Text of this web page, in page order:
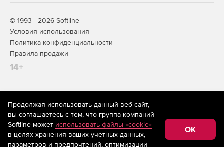
© 1993—2026 Softline
Условия использования
Политика конфиденциальности
Правила продажи
14+
На информационном ресурсе store.softline.ru применяются
рекомендательные технологии
(информационные технологии
предоставления информации на основе сбора,
систематизации и анализа сведений, относящихся к
предпочтениям пользователей сети «Интернет»,
находящихся на территории Российской Федерации)
Продолжая использовать данный веб-сайт,
вы соглашаетесь с тем, что группа компаний
Softline может использовать файлы «cookie»
в целях хранения ваших учетных данных,
параметров и предпочтений, оптимизации
OK